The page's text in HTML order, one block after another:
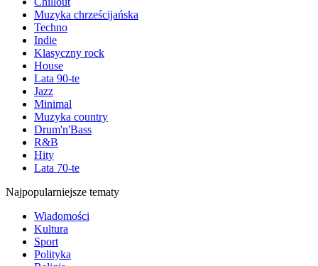
Muzyka chrześcijańska
Techno
Indie
Klasyczny rock
House
Lata 90-te
Jazz
Minimal
Muzyka country
Drum'n'Bass
R&B
Hity
Lata 70-te
Najpopularniejsze tematy
Wiadomości
Kultura
Sport
Polityka